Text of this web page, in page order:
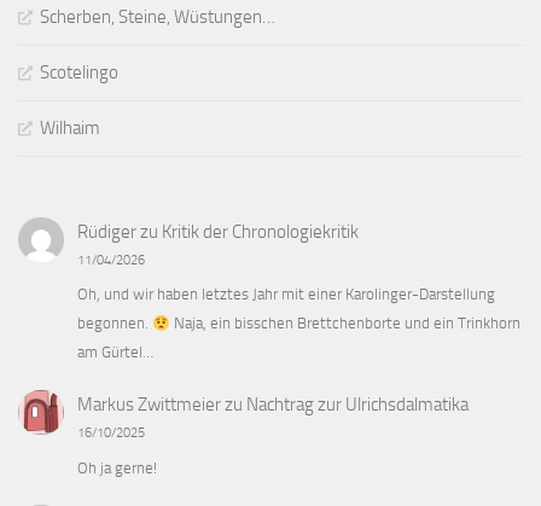
Scherben, Steine, Wüstungen…
Scotelingo
Wilhaim
Rüdigerzu Kritik der Chronologiekritik
11/04/2026
Oh, und wir haben letztes Jahr mit einer Karolinger-Darstellung
begonnen.
Naja, ein bisschen Brettchenborte und ein Trinkhorn
am Gürtel…
Markus Zwittmeierzu Nachtrag zur Ulrichsdalmatika
16/10/2025
Oh ja gerne!